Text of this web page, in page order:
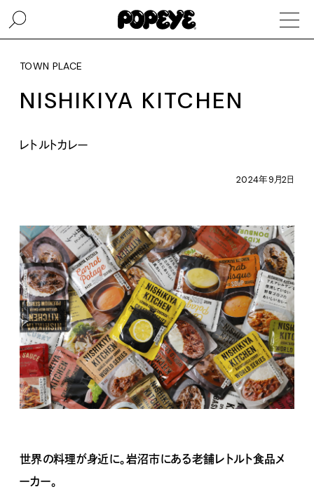
TOWN PLACE
NISHIKIYA KITCHEN
レトルトカレー
2024年9月2日
世界の料理が身近に。岩沼市にある老舗レトルト食品メ
ーカー。